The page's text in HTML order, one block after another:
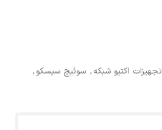
تجهیزات اکتیو شبکه, سوئیچ سیسکو,